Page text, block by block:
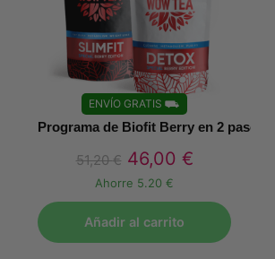
ENVÍO GRATIS ⛟
Programa de Biofit Berry en 2 pasos
51,20€ 46,00 €
Ahorre 5.20 €
Añadir al carrito